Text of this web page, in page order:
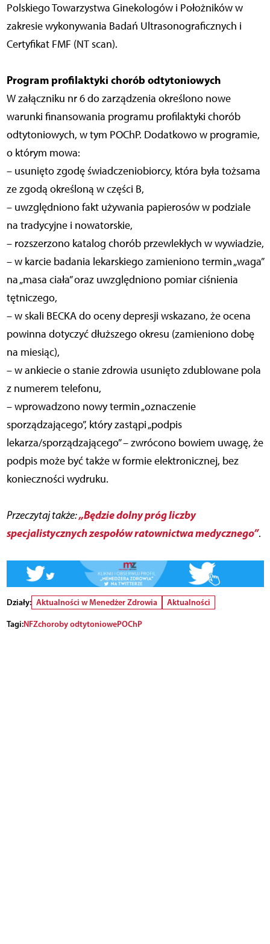
Polskiego Towarzystwa Ginekologów i Położników w
zakresie wykonywania Badań Ultrasonograficznych i
Certyfikat FMF (NT scan).
Program profilaktyki chorób odtytoniowych
W załączniku nr 6 do zarządzenia określono nowe
warunki finansowania programu profilaktyki chorób
odtytoniowych, w tym POChP. Dodatkowo w programie,
o którym mowa:
– usunięto zgodę świadczeniobiorcy, która była tożsama
ze zgodą określoną w części B,
– uwzględniono fakt używania papierosów w podziale
na tradycyjne i nowatorskie,
– rozszerzono katalog chorób przewlekłych w wywiadzie,
– w karcie badania lekarskiego zamieniono termin „waga”
na „masa ciała” oraz uwzględniono pomiar ciśnienia
tętniczego,
– w skali BECKA do oceny depresji wskazano, że ocena
powinna dotyczyć dłuższego okresu (zamieniono dobę
na miesiąc),
– w ankiecie o stanie zdrowia usunięto zdublowane pola
z numerem telefonu,
– wprowadzono nowy termin „oznaczenie
sporządzającego”, który zastąpi „podpis
lekarza/sporządzającego” – zwrócono bowiem uwagę, że
podpis może być także w formie elektronicznej, bez
konieczności wydruku.
Przeczytaj także:„Będzie dolny próg liczby
specjalistycznych zespołów ratownictwa medycznego”.
Działy: Aktualności w Menedżer Zdrowia
Aktualności
Tagi:NFZchoroby odtytoniowePOChP